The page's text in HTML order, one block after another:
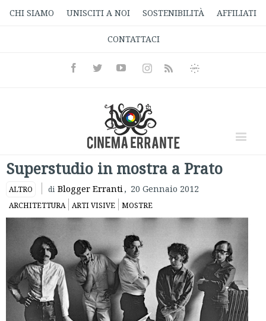
CHI SIAMO UNISCITI A NOI SOSTENIBILITÀ AFFILIATI
CONTATTACI
FacebookTwitterYoutubeInstagramRss
Informativa
Superstudio in mostra a Prato
ALTRO di Blogger Erranti, 20 Gennaio 2012
ARCHITETTURA ARTI VISIVE MOSTRE